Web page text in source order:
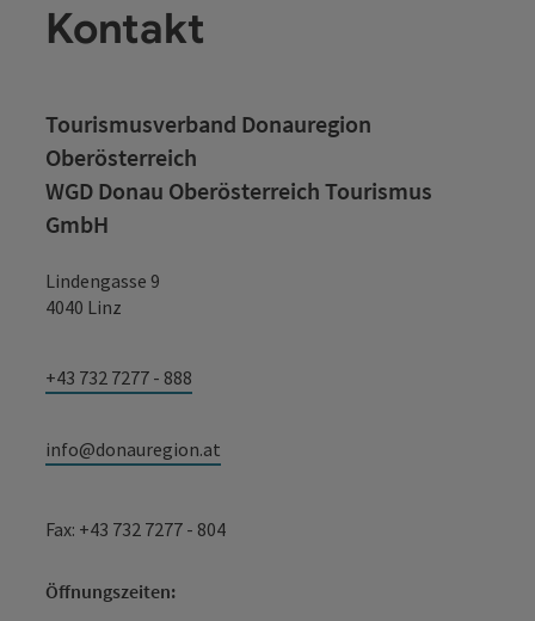
Kontakt
Tourismusverband Donauregion
Oberösterreich
WGD Donau Oberösterreich Tourismus
GmbH
Lindengasse 9
4040 Linz
+43 732 7277 - 888
info@donauregion.at
Fax: +43 732 7277 - 804
Öffnungszeiten: